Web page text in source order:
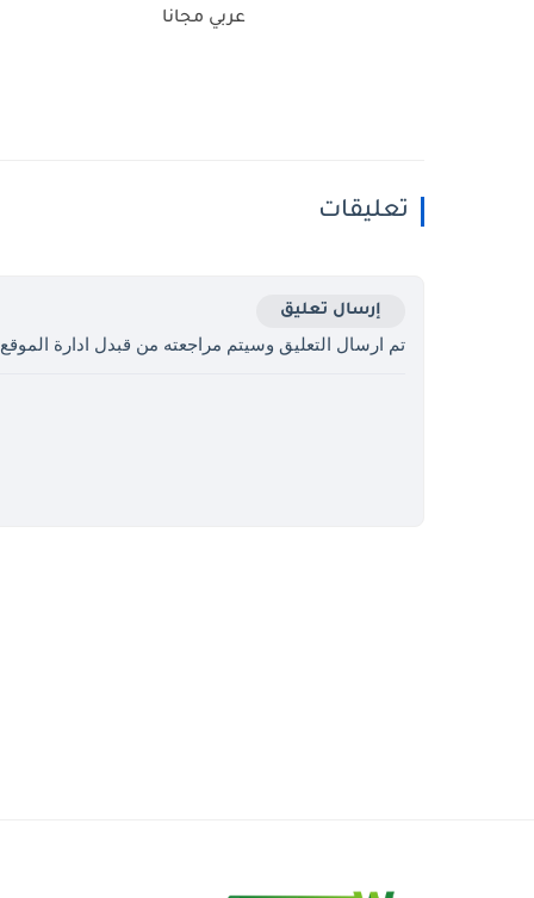
عربي مجانا
تعليقات
إرسال تعليق
تم ارسال التعليق وسيتم مراجعته من قبدل ادارة الموقع